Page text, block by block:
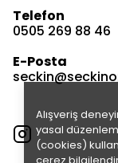
Alışveriş
yasal
(cookies)
Telefon
0505 269 88 46
E-Posta
Çevrimdışı
E-posta